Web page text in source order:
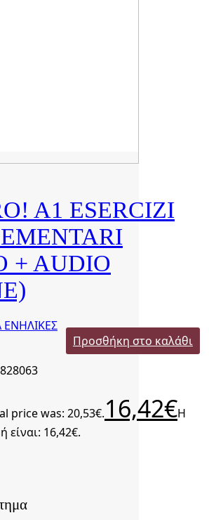
A1 ESERCIZI
+ AUDIO
Προσθήκη στο καλάθι
price was: 20,53€.16,42€Η
είναι: 16,42€.